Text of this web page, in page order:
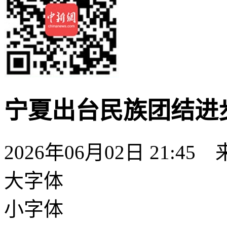
宁夏出台民族团结
2026年06月02日 21:45
大字体
小字体